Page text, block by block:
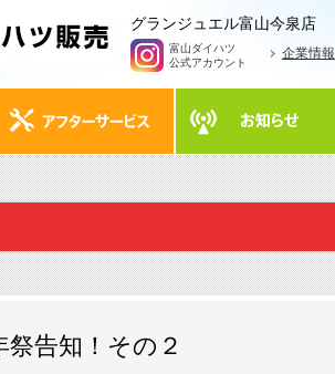
グランジュエル富山今泉店
富山ダイハツ
公式アカウント
企業情報
祭告知！その２